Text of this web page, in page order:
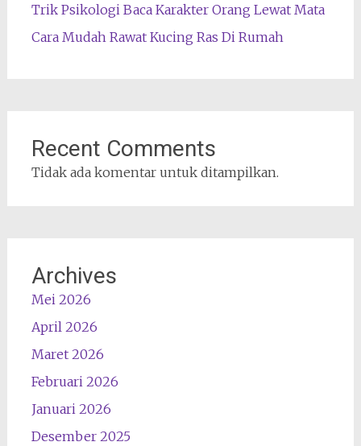
Trik Psikologi Baca Karakter Orang Lewat Mata
Cara Mudah Rawat Kucing Ras Di Rumah
Recent Comments
Tidak ada komentar untuk ditampilkan.
Archives
Mei 2026
April 2026
Maret 2026
Februari 2026
Januari 2026
Desember 2025